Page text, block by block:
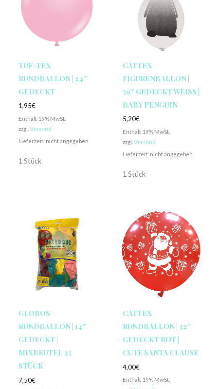
TUF-TEX
RUNDBALLON | 24″
GEDECKT
1,95€
Enthält 19% MwSt.
zzgl. Versand
Lieferzeit: nicht angegeben
1 Stück
CATTEX
FIGURENBALLON |
59″ GEDECKT WEISS | B
ABY PENGUIN
5,20€
Enthält 19% MwSt.
zzgl. Versand
Lieferzeit: nicht angegeben
1 Stück
GLOBOS
RUNDBALLON | 14″
GEDECKT |
MIXBEUTEL 25
STÜCK
7,50€
CATTEX
RUNDBALLON | 32″
GEDECKT ROT |
CUTE SANTA CLAUSE
4,00€
Enthält 19% MwSt.